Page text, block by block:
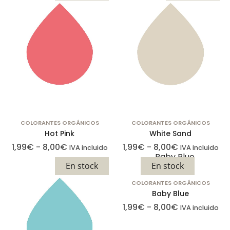
COLORANTES ORGÁNICOS
Hot Pink
1,99€ - 8,00€ IVA incluido
COLORANTES ORGÁNICOS
White Sand
1,99€ - 8,00€ IVA incluido
En stock En stock
COLORANTES ORGÁNICOS
Baby Blue
1,99€ - 8,00€ IVA incluido
configurar su
navegador
para bloquear
o alertar sobre
estas cookies,
Estas cookies
no almacenan
información de
identificación
personal.